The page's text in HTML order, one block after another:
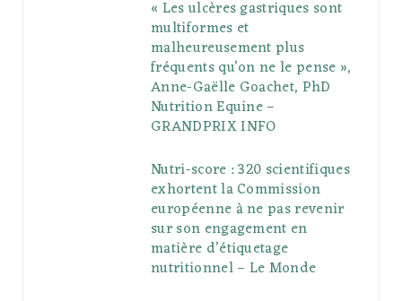
« Les ulcères gastriques sont
multiformes et
malheureusement plus
fréquents qu’on ne le pense »,
Anne-Gaëlle Goachet, PhD
Nutrition Equine –
GRANDPRIX INFO
Nutri-score : 320 scientifiques
exhortent la Commission
européenne à ne pas revenir
sur son engagement en
matière d’étiquetage
nutritionnel – Le Monde